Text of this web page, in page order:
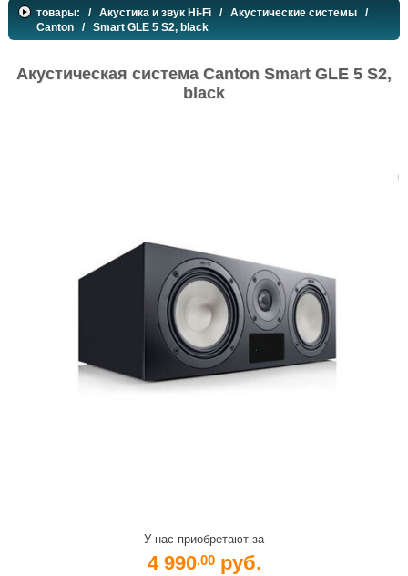
товары: / Акустика и звук Hi-Fi / Акустические системы /
Canton / Smart GLE 5 S2, black
Акустическая система Canton Smart GLE 5 S2,
black
У нас приобретают за
4 990.00 руб.